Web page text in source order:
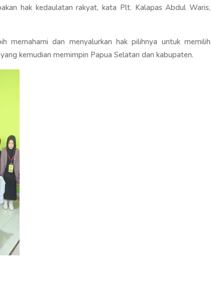
hak kedaulatan rakyat, kata Plt. Kalapas Abdul Waris,
memahami dan menyalurkan hak pilihnya untuk memilih
kemudian memimpin Papua Selatan dan kabupaten.